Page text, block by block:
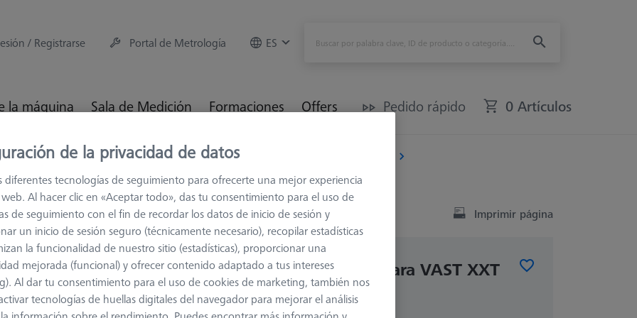
/ Registrarse Portal de Metrología ES
la máquina Sala de Medición Formaciones Offers Pedido rápido 0 Artículos
para máquinas de medición Racks de Sensores
Imprimir página
Conector de sonda para VAST XXT
(1)
620161-8511-000
de la privacidad de datos
diferentes tecnologías de seguimiento para ofrecerte una mejor experiencia
Al hacer clic en «Aceptar todo», das tu consentimiento para el uso de
de seguimiento con el fin de recordar los datos de inicio de sesión y
un inicio de sesión seguro (técnicamente necesario), recopilar estadísticas
la funcionalidad de nuestro sitio (estadísticas), proporcionar una
mejorada (funcional) y ofrecer contenido adaptado a tus intereses
Al dar tu consentimiento para el uso de cookies de marketing, también nos
tecnologías de huellas digitales del navegador para mejorar el análisis